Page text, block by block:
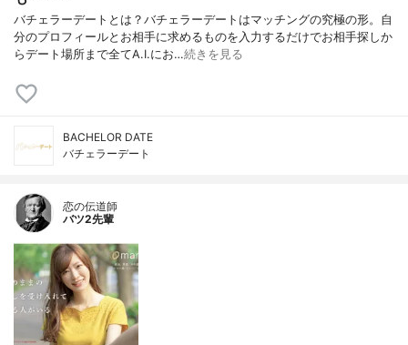
バチェラーデートとは？バチェラーデートはマッチングの究極の形。自
分のプロフィールとお相手に求めるものを入力するだけでお相手探しか
らデート場所まで全てA.I.にお…続きを見る
BACHELOR DATE
バチェラーデート
恋の伝道師
バツ2先輩